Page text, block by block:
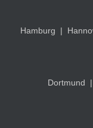
Hamburg |
Dortmund |